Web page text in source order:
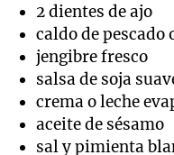
2 dientes de ajo
caldo de pescado
jengibre fresco
salsa de soja
crema o leche
aceite de sésamo
sal y pimienta